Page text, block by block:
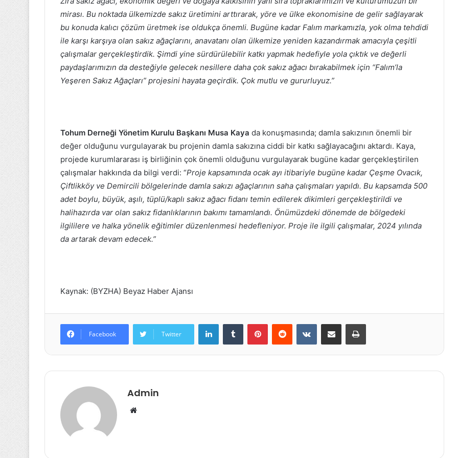
mirası. Bu noktada ülkemizde sakız üretimini arttırarak, yöre ve ülke ekonomisine de gelir sağlayarak
bu konuda kalıcı çözüm üretmek ise oldukça önemli. Bugüne kadar Falım markamızla, yok olma tehdidi
ile karşı karşıya olan sakız ağaçlarını, anavatanı olan ülkemize yeniden kazandırmak amacıyla çeşitli
çalışmalar gerçekleştirdik. Şimdi yine sürdürülebilir katkı yapmak hedefiyle yola çıktık ve değerli
paydaşlarımızın da desteğiyle gelecek nesillere daha çok sakız ağacı bırakabilmek için “Falım’la
Yeşeren Sakız Ağaçları” projesini hayata geçirdik. Çok mutlu ve gururluyuz.”
Tohum Derneği Yönetim Kurulu Başkanı Musa Kaya da konuşmasında; damla sakızının önemli bir
değer olduğunu vurgulayarak bu projenin damla sakızına ciddi bir katkı sağlayacağını aktardı. Kaya,
projede kurumlararası iş birliğinin çok önemli olduğunu vurgulayarak bugüne kadar gerçekleştirilen
çalışmalar hakkında da bilgi verdi: “Proje kapsamında ocak ayı itibariyle bugüne kadar Çeşme Ovacık,
Çiftlikköy ve Demircili bölgelerinde damla sakızı ağaçlarının saha çalışmaları yapıldı. Bu kapsamda 500
adet boylu, büyük, aşılı, tüplü/kaplı sakız ağacı fidanı temin edilerek dikimleri gerçekleştirildi ve
halihazırda var olan sakız fidanlıklarının bakımı tamamlandı. Önümüzdeki dönemde de bölgedeki
ilgililere ve halka yönelik eğitimler düzenlenmesi hedefleniyor. Proje ile ilgili çalışmalar, 2024 yılında
da artarak devam edecek.”
Kaynak: (BYZHA) Beyaz Haber Ajansı
Facebook Twitter
LinkedInTumblr PinterestReddit VKontakteE-Posta ile paylaş Yazdır
Admin
Web